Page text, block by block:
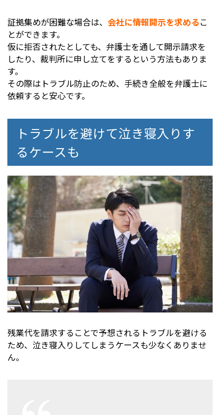
証拠集めが困難な場合は、 会社に情報開示を求めるこ
とができます。
仮に拒否されたとしても、弁護士を通して開示請求を
したり、裁判所に申し立てをするという方法もありま
す。
その際はトラブル防止のため、手続き全般を弁護士に
依頼すると安心です。
トラブルを避けて泣き寝入りす
るケースも
残業代を請求することで予想されるトラブルを避ける
ため、泣き寝入りしてしまうケースも少なくありませ
ん。